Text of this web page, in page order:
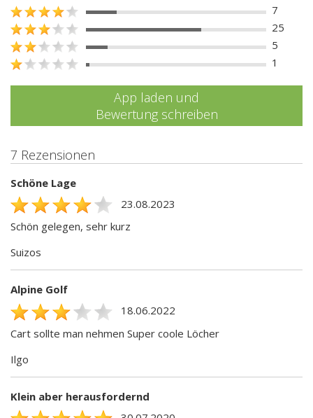
7
25
5
1
App laden und
Bewertung schreiben
7 Rezensionen
Schöne Lage
23.08.2023
Schön gelegen, sehr kurz
Suizos
Alpine Golf
18.06.2022
Cart sollte man nehmen Super coole Löcher
Ilgo
Klein aber herausfordernd